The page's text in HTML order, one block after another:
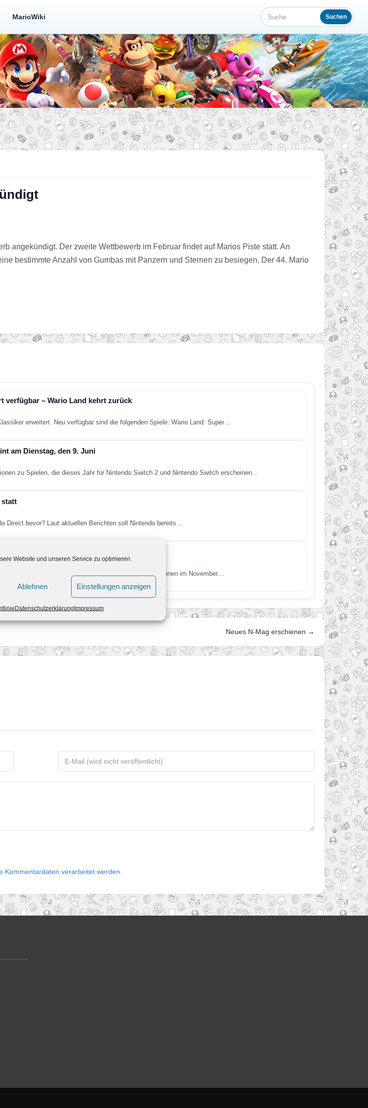
Website und unseren Service zu optimieren.
Ablehnen Einstellungen anzeigen
DatenschutzerklärungImpressum
MarioWiki Suche Suchen
angekündigt. Der zweite Wettbewerb im Februar findet auf Marios Piste statt. An
bestimmte Anzahl von Gumbas mit Panzern und Sternen zu besiegen. Der 44. Mario
verfügbar – Wario Land kehrt zurück
erweitert. Neu verfügbar sind die folgenden Spiele: Wario Land: Super…
am Dienstag, den 9. Juni
zu Spielen, die dieses Jahr für Nintendo Switch 2 und Nintendo Switch erscheinen…
statt
Direct bevor? Laut aktuellen Berichten soll Nintendo bereits…
erwartet
Gedächtnis. Super Mario Galaxy nicht. Erschienen im November…
Neues N-Mag erschienen →
Kommentardaten verarbeitet werden.